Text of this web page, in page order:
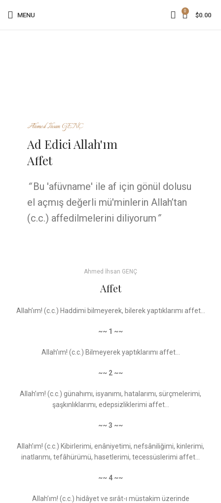
MENU
0
$0.00
Ahmed İhsan GENÇ
Ad Edici Allah'ım
Affet
“Bu 'afüvname' ile af için gönül dolusu
el açmış değerli mü'minlerin Allah’tan
(c.c.) affedilmelerini diliyorum”
Ahmed İhsan GENÇ
Affet
Allah’ım! (c.c.) Haddimi bilmeyerek, bilerek yaptıklarımı affet...
~~ 1 ~~
Allah’ım! (c.c.) Bilmeyerek yaptıklarımı affet...
~~ 2 ~~
Allah’ım! (c.c.) günahımı, isyanımı, hatalarımı, sürçmelerimi,
şaşkınlıklarımı, edepsizliklerimi affet...
~~ 3 ~~
Allah’ım! (c.c.) Kibirlerimi, enâniyetimi, nefsâniliğimi, kinlerimi,
inatlarımı, tefâhürümü, hasetlerimi, tecessüslerimi affet...
~~ 4 ~~
Allah’ım! (c.c.) hidâyet ve sırât-ı müstakim üzerinde